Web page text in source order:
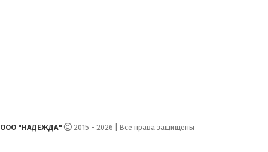
ООО "НАДЕЖДА" 2015 - 2026 | Все права защищены